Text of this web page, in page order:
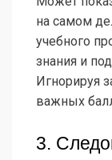
на самом
учебного
знания и
Игнорируя
важных
3.